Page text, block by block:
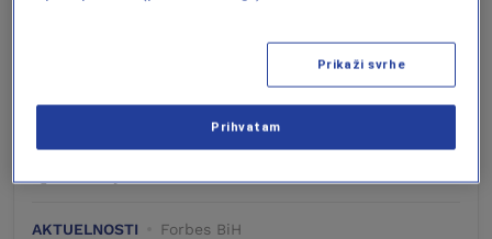
morati i usmeno braniti, resorno ministartvo
LIDERI Forbes
Da li je Trump promijenio imidž: Njegova
frizura tokom govora u Las Vegasu pokrenula
AKTUELNOSTI Forbes BiH
Prikaži svrhe
Prihvatam